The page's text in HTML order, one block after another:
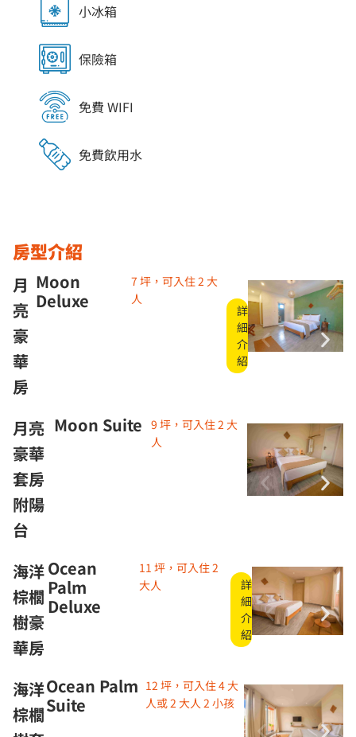
小冰箱
保險箱
免費 WIFI
免費飲用水
房型介紹
月
亮
豪
華
房
詳
細
介
紹
Moon
Deluxe
7 坪，可入住 2 大
人
月亮
豪華
套房
附陽
台
Moon Suite 9 坪，可入住 2 大
人
海洋
棕櫚
樹豪
華房
詳
細
介
紹
Ocean
Palm
Deluxe
11 坪，可入住 2
大人
海洋
棕櫚
Ocean Palm
Suite
12 坪，可入住 4 大
人或 2 大人 2 小孩